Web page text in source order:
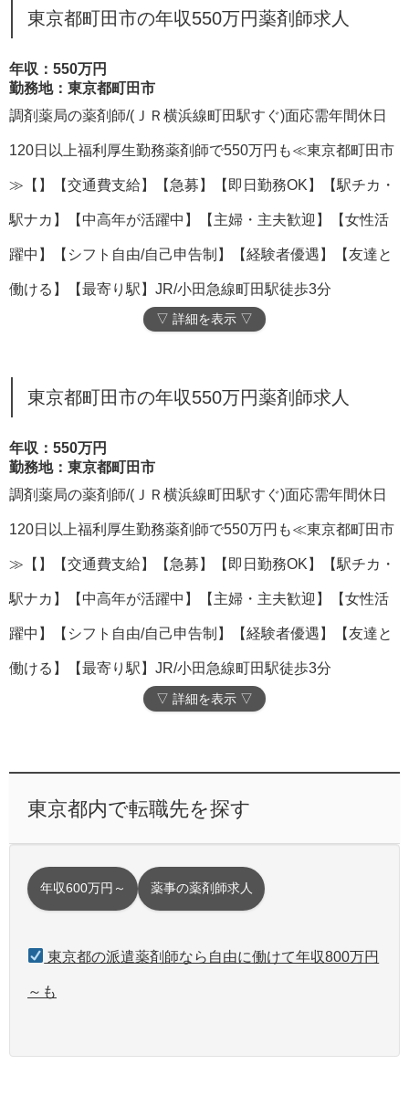
東京都町田市の年収550万円薬剤師求人
年収：550万円
勤務地：東京都町田市
調剤薬局の薬剤師/(ＪＲ横浜線町田駅すぐ)面応需年間休日
120日以上福利厚生勤務薬剤師で550万円も≪東京都町田市
≫【】【交通費支給】【急募】【即日勤務OK】【駅チカ・
駅ナカ】【中高年が活躍中】【主婦・主夫歓迎】【女性活
躍中】【シフト自由/自己申告制】【経験者優遇】【友達と
働ける】【最寄り駅】JR/小田急線町田駅徒歩3分
▽ 詳細を表示 ▽
東京都町田市の年収550万円薬剤師求人
年収：550万円
勤務地：東京都町田市
調剤薬局の薬剤師/(ＪＲ横浜線町田駅すぐ)面応需年間休日
120日以上福利厚生勤務薬剤師で550万円も≪東京都町田市
≫【】【交通費支給】【急募】【即日勤務OK】【駅チカ・
駅ナカ】【中高年が活躍中】【主婦・主夫歓迎】【女性活
躍中】【シフト自由/自己申告制】【経験者優遇】【友達と
働ける】【最寄り駅】JR/小田急線町田駅徒歩3分
▽ 詳細を表示 ▽
東京都内で転職先を探す
年収600万円～ 薬事の薬剤師求人
東京都の派遣薬剤師なら自由に働けて年収800万円
～も